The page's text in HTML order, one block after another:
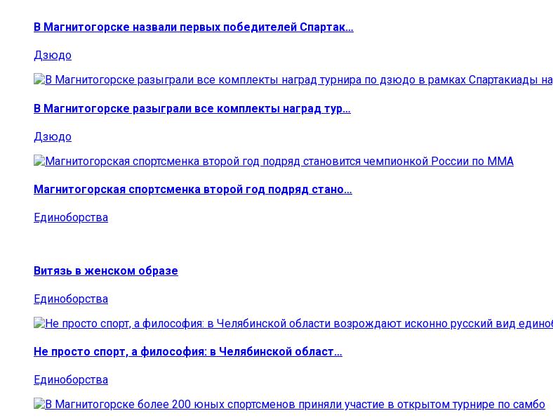
В Магнитогорске назвали первых победителей Спартак…
Дзюдо
В Магнитогорске разыграли все комплекты наград тур…
Дзюдо
Магнитогорская спортсменка второй год подряд стано…
Единоборства
Витязь в женском образе
Единоборства
Не просто спорт, а философия: в Челябинской област…
Единоборства